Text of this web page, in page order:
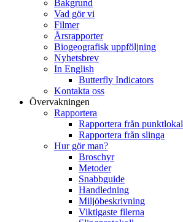
Bakgrund
Vad gör vi
Filmer
Årsrapporter
Biogeografisk uppföljning
Nyhetsbrev
In English
Butterfly Indicators
Kontakta oss
Övervakningen
Rapportera
Rapportera från punktlokal
Rapportera från slinga
Hur gör man?
Broschyr
Metoder
Snabbguide
Handledning
Miljöbeskrivning
Viktigaste filerna